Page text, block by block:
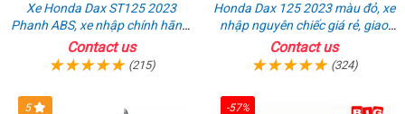
Xe Honda Dax ST125 2023
Phanh ABS, xe nhập chính hãng,
bán online giá rẻ
Contact us
(215)
Honda Dax 125 2023 màu đỏ, xe
nhập nguyên chiếc giá rẻ, giao
hồ sơ ngay
Contact us
(324)
5 -57%